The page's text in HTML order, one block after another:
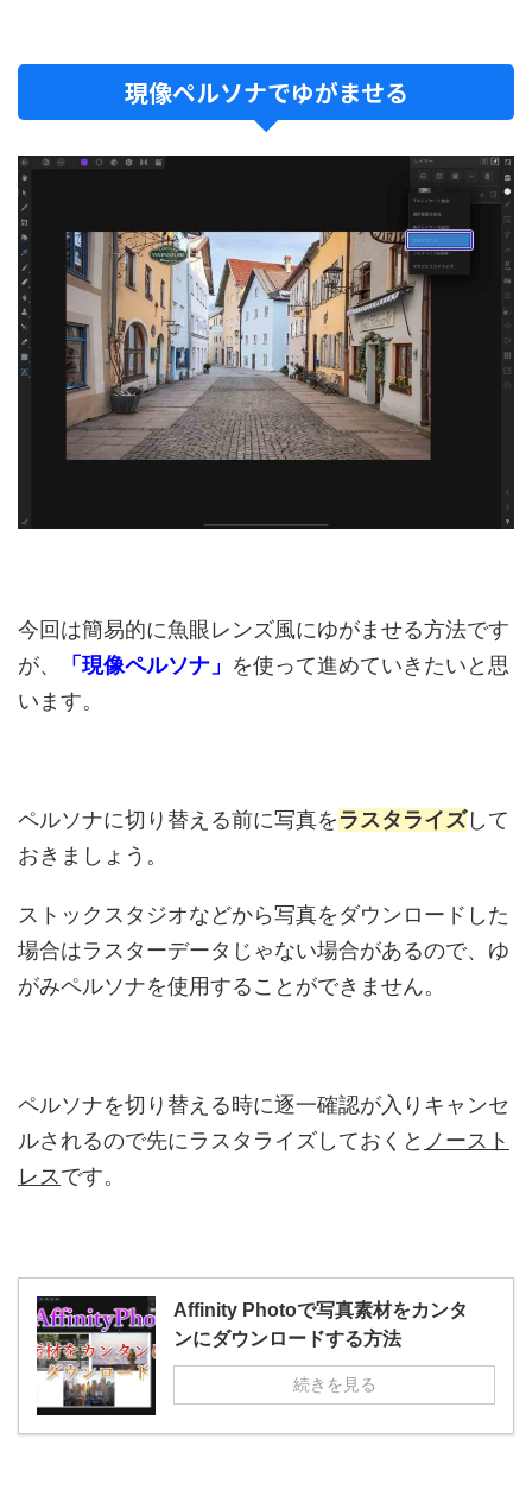
現像ペルソナでゆがませる
今回は簡易的に魚眼レンズ風にゆがませる方法です
が、
「現像ペルソナ」 を使って進めていきたいと思
います。
ペルソナに切り替える前に写真を ラスタライズして
おきましょう。
ストックスタジオなどから写真をダウンロードした
場合はラスターデータじゃない場合があるので、ゆ
がみペルソナを使用することができません。
ペルソナを切り替える時に逐一確認が入りキャンセ
ルされるので先にラスタライズしておくと ノースト
レス です。
Affinity Photoで写真素材をカンタ
ンにダウンロードする方法
続きを見る